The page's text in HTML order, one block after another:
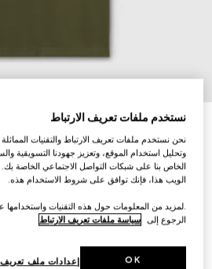
تي شيرت من قطن جيرسي مع
SAR 1,650
تنويعاتأخضر حرجي
نستخدم ملفات تعريف الارتباط
نحن نستخدم ملفات تعريف الارتباط والتقنيات
وتحليل استخدام الموقع، وتعزيز جهودنا التسويقية
الخاص بنا على شبكات التواصل الاجتماعي الخاصة
الويب هذا، فإنك توافق على شروط الاستخدام هذه.
.لمزيد من المعلومات حول هذه التقنيات
الرجوع إلى سياسة ملفات تعريف الارتباط
إعدادات ملف تعريف OK